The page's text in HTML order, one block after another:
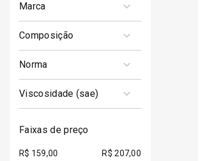
marca
composição
norma
RN 0700 / RN 0710
viscosidade (sae)
faixas de preço
R$ 159,00 R$ 207,00